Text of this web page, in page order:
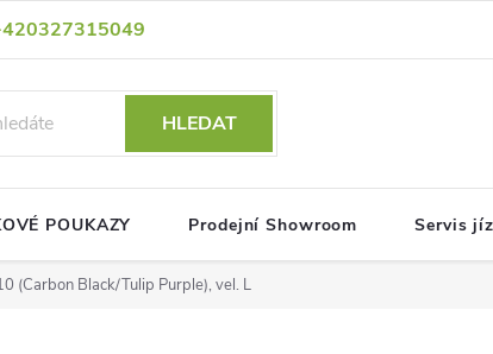
ochrany osobních údajů
HLEDAT
POUKAZY Prodejní Showroom Servis
(Carbon Black/Tulip Purple), vel. L